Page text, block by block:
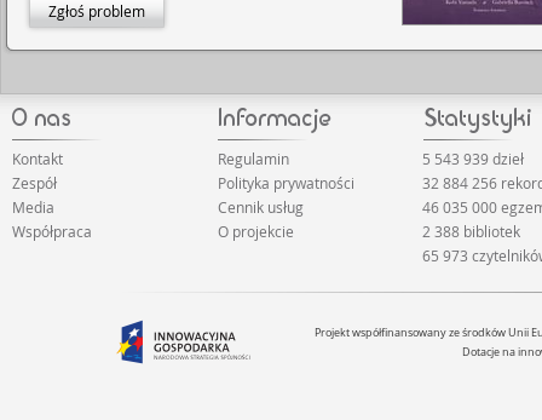
Zgłoś problem
Kontakt
Zespół
Media
Współpraca
Regulamin
Polityka prywatności
Cennik usług
O projekcie
5 543 939 dzieł
32 884 256
46 035 000
2 388 bibliotek
65 973
Projekt współfinansowany ze środków Unii
Dotacje na